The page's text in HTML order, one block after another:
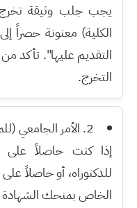
يجب جلب وثيقة
الكلية) معنونة حصراً إلى
التقديم عليها". تأكد
التخرج.
2. الأمر الجامعي (للمتقدمين للدكتوراه):
إذا كنت حاصلاً على
للدكتوراه، أو حاصلاً
الخاص بمنحك الشهادة